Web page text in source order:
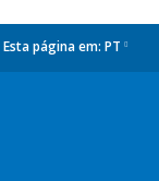
Esta página em: PT